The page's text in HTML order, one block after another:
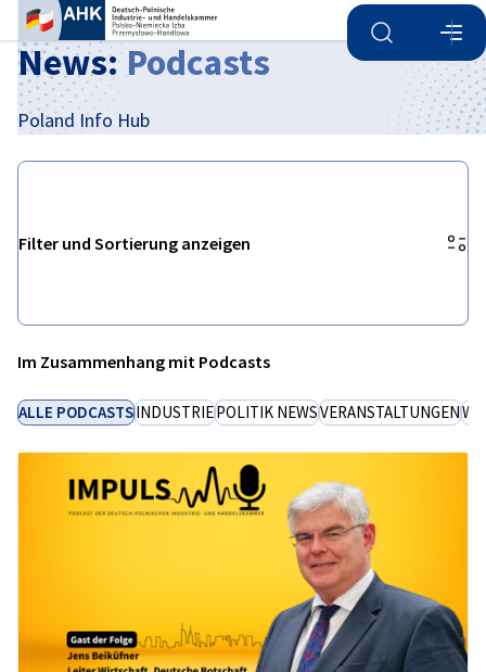
Suche öffnen
Poland
News:Podcasts
Poland Info Hub
Filteroptionen wurden erfolgreich aktualisiert
Filter und Sortierung anzeigen
Im Zusammenhang mit Podcasts
ALLE PODCASTSINDUSTRIEPOLITIK NEWSVERANSTALTUNGEN